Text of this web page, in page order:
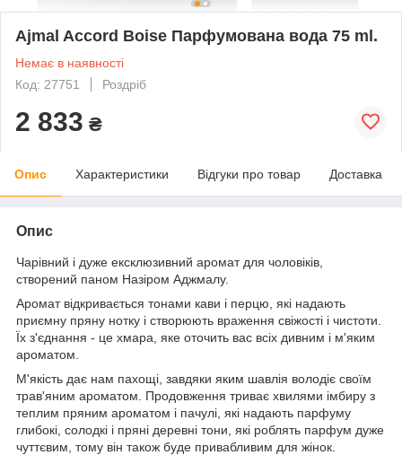
Ajmal Accord Boise Парфумована вода 75 ml.
Немає в наявності
Код: 27751
Роздріб
2 833 ₴
Опис Характеристики Відгуки про товар Доставка
Опис
Чарівний і дуже ексклюзивний аромат для чоловіків,
створений паном Назіром Аджмалу.
Аромат відкривається тонами кави і перцю, які надають
приємну пряну нотку і створюють враження свіжості і чистоти.
Їх з'єднання - це хмара, яке оточить вас всіх дивним і м'яким
ароматом.
М'якість дає нам пахощі, завдяки яким шавлія володіє своїм
трав'яним ароматом. Продовження триває хвилями імбиру з
теплим пряним ароматом і пачулі, які надають парфуму
глибокі, солодкі і пряні деревні тони, які роблять парфум дуже
чуттєвим, тому він також буде привабливим для жінок.